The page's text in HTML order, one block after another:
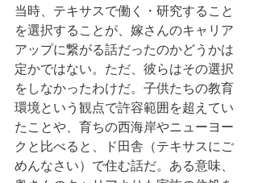
当時、テキサスで働く・研究すること
を選択することが、嫁さんのキャリア
アップに繋がる話だったのかどうかは
定かではない。ただ、彼らはその選択
をしなかったわけだ。子供たちの教育
環境という観点で許容範囲を超えてい
たことや、育ちの西海岸やニューヨー
クと比べると、ド田舎（テキサスにご
めんなさい）で住む話だ。ある意味、